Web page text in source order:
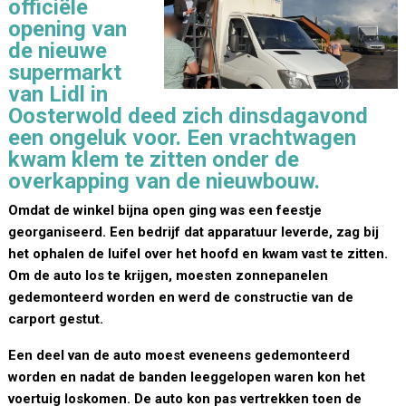
officiële
opening van
de nieuwe
supermarkt
van Lidl in
Oosterwold deed zich dinsdagavond
een ongeluk voor. Een vrachtwagen
kwam klem te zitten onder de
overkapping van de nieuwbouw.
Omdat de winkel bijna open ging was een feestje
georganiseerd. Een bedrijf dat apparatuur leverde, zag bij
het ophalen de luifel over het hoofd en kwam vast te zitten.
Om de auto los te krijgen, moesten zonnepanelen
gedemonteerd worden en werd de constructie van de
carport gestut.
Een deel van de auto moest eveneens gedemonteerd
worden en nadat de banden leeggelopen waren kon het
voertuig loskomen. De auto kon pas vertrekken toen de